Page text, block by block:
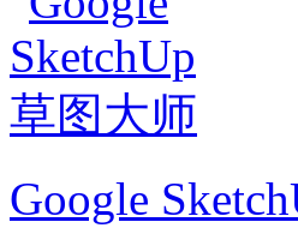
Google